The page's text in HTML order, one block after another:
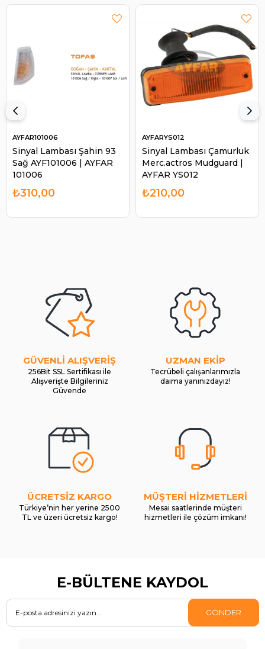
Sinyal Lambası Şahin 93
Sağ AYF101006 | AYFAR
101006
AYFAR101006
₺310,00
Sinyal Lambası Çamurluk
Merc.actros Mudguard |
AYFAR YS012
AYFARYS012
₺210,00
GÜVENLİ ALIŞVERİŞ
256Bit SSL Sertifikası ile
Alışverişte Bilgileriniz
Güvende
UZMAN EKİP
Tecrübeli çalışanlarımızla
daima yanınızdayız!
ÜCRETSİZ KARGO
Türkiye’nin her yerine 2500
TL ve üzeri ücretsiz kargo!
MÜŞTERİ HİZMETLERİ
Mesai saatlerinde müşteri
hizmetleri ile çözüm imkanı!
E-BÜLTENE KAYDOL
GÖNDER